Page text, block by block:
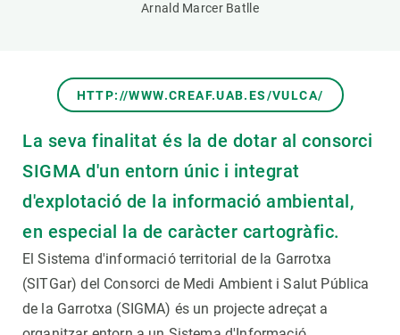
Arnald Marcer Batlle
HTTP://WWW.CREAF.UAB.ES/VULCA/
La seva finalitat és la de dotar al consorci
SIGMA d'un entorn únic i integrat
d'explotació de la informació ambiental,
en especial la de caràcter cartogràfic.
El Sistema d'informació territorial de la Garrotxa
(SITGar) del Consorci de Medi Ambient i Salut Pública
de la Garrotxa (SIGMA) és un projecte adreçat a